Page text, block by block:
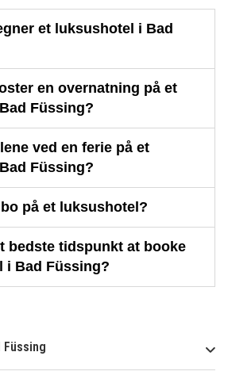
et luksushotel i Bad
en overnatning på et
Füssing?
ved en ferie på et
Füssing?
på et luksushotel?
bedste tidspunkt at booke
i Bad Füssing?